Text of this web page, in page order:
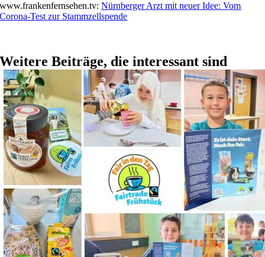
www.frankenfernsehen.tv:Nürnberger Arzt mit neuer Idee: Vom
Corona-Test zur Stammzellspende
Weitere Beiträge, die interessant sind